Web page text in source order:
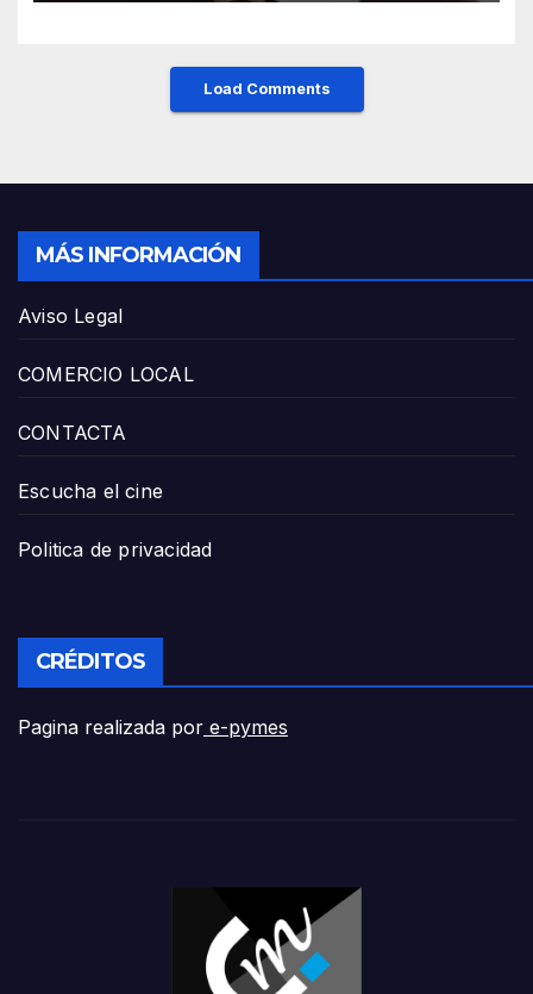
Load Comments
MÁS INFORMACIÓN
Aviso Legal
COMERCIO LOCAL
CONTACTA
Escucha el cine
Politica de privacidad
CRÉDITOS
Pagina realizada por e-pymes